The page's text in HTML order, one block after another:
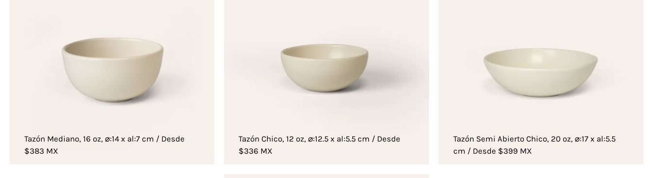
Tazón Mediano, 16 oz, ⌀:14 x al:7 cm / Desde
$383 MX
Tazón Chico, 12 oz, ⌀:12.5 x al:5.5 cm / Desde
$336 MX
Tazón Semi Abierto Chico, 20 oz, ⌀:17 x al:5.5
cm / Desde $399 MX